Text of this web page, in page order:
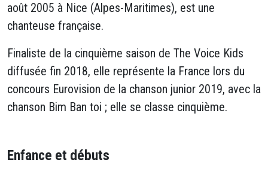
août 2005 à Nice (Alpes-Maritimes), est une
chanteuse française.
Finaliste de la cinquième saison de The Voice Kids
diffusée fin 2018, elle représente la France lors du
concours Eurovision de la chanson junior 2019, avec la
chanson Bim Ban toi ; elle se classe cinquième.
Enfance et débuts